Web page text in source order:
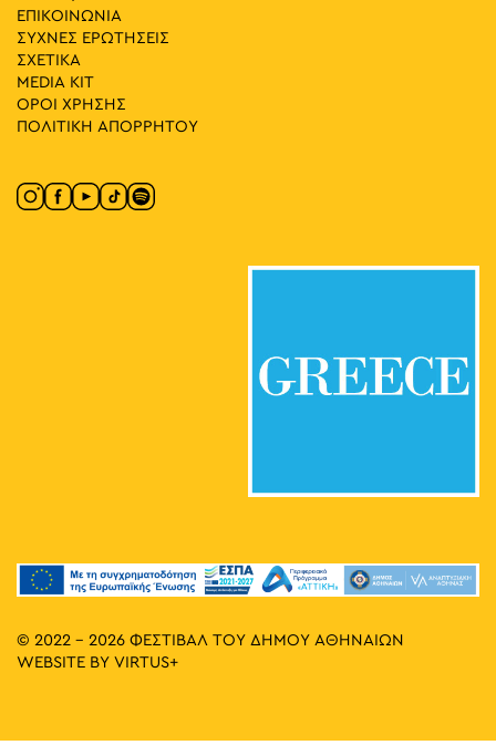
ΕΠΙΚΟΙΝΩΝΙΑ
ΣΥΧΝΕΣ ΕΡΩΤΗΣΕΙΣ
ΣΧΕΤΙΚΑ
MEDIA ΚIT
ΟΡΟΙ ΧΡΗΣΗΣ
ΠΟΛΙΤΙΚΗ ΑΠΟΡΡΗΤΟΥ
© 2022 - 2026 ΦΕΣΤΙΒΑΛ ΤΟΥ ΔΗΜΟΥ ΑΘΗΝΑΙΩΝ
WEBSITE BY VIRTUS+